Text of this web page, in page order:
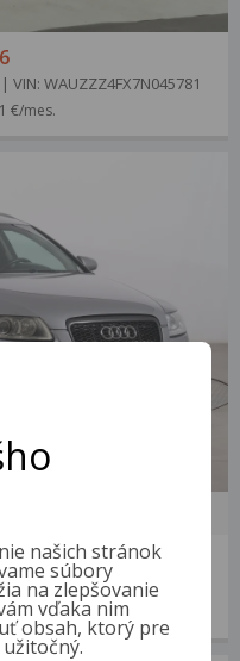
WAUZZZ4FX7N045781
€/mes.
WAUZZZ4F17N142478
€/mes.
našich stránok
súbory
na zlepšovanie
vďaka nim
obsah, ktorý pre